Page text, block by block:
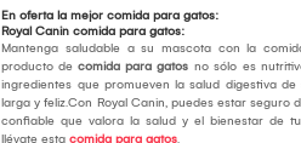
En oferta la mejor comida para gatos:
Royal Canin comida para gatos:
Mantenga saludable a su mascota con la
producto decomida para gatos no sólo es
ingredientes que promueven la salud digestiva
larga y feliz.Con Royal Canin, puedes estar seguro
confiable que valora la salud y el bienestar de
llévate estacomida para gatos.